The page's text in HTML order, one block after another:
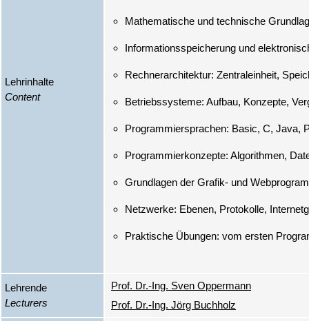
Lehrinhalte
Content
Lehrende
Lecturers
Prof. Dr.-Ing. Sven Oppermann
Prof. Dr.-Ing. Jörg Buchholz